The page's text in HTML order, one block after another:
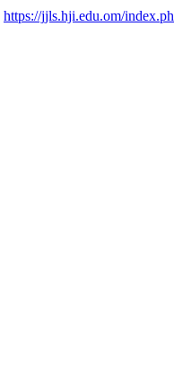
https://jjls.hji.edu.om/